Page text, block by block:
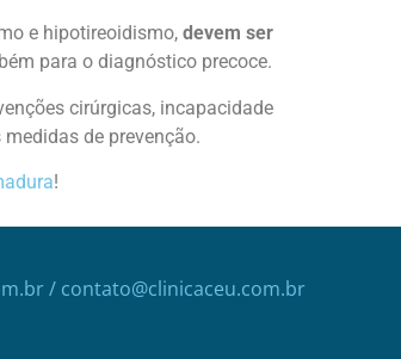
e hipotireoidismo, devem ser
para o diagnóstico precoce.
cirúrgicas, incapacidade
de prevenção.
!
/ contato@clinicaceu.com.br